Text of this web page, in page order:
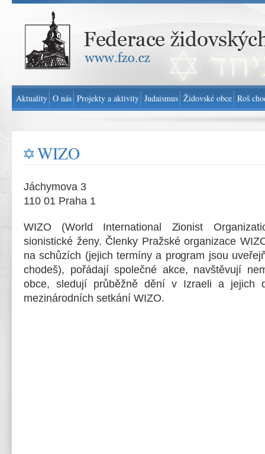
Federace židovských obcí v ČR - www.fzo.cz
WIZO
Jáchymova 3
110 01 Praha 1
WIZO (World International Zionist
sionistické ženy. Členky Pražské organizace
na schůzích (jejich termíny a program jsou
chodeš), pořádají společné akce, navštěvují
obce, sledují průběžně dění v Izraeli a jejich
mezinárodních setkání WIZO.
Aktuality O nás Projekty a aktivity Judaismus Židovské obce Roš